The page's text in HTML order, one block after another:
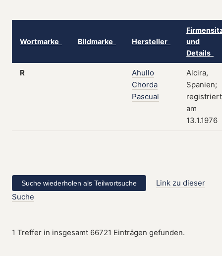
Wortmarke Bildmarke Hersteller
und
Details
R
Ahullo
Chorda
Pascual
Alcira,
Spanien;
registriert
am
13.1.1976
Link zu dieser
Suche
1 Treffer in insgesamt 66721 Einträgen gefunden.